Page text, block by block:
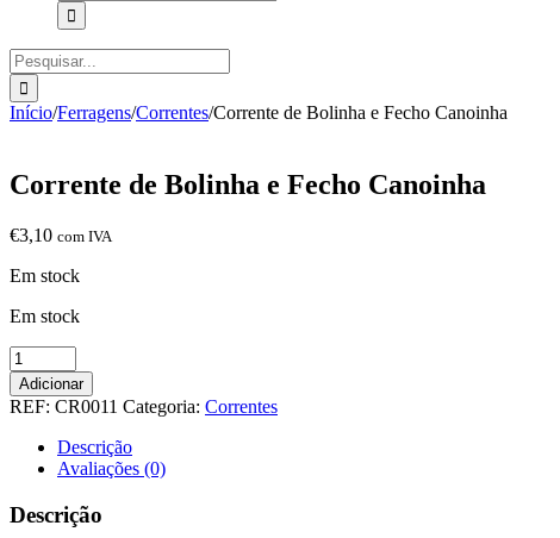
Pesquisar
Início/Ferragens/Correntes/Corrente de Bolinha e Fecho Canoinha
Corrente de Bolinha e Fecho Canoinha
€3,10 com IVA
Em stock
Em stock
Quantidade
de
Corrente
de
Bolinha
Canoinha
Adicionar
REF: CR0011 Categoria: Correntes
Descrição
Avaliações (0)
Descrição